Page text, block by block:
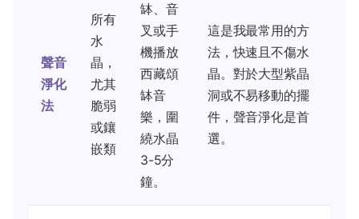
聲音
淨化
法
所有
水
晶，
尤其
脆弱
或鑲
嵌類
缽、音
叉或手
機播放
西藏頌
缽音
樂，圍
繞水晶
3-5分
鐘。
這是我最常用的方
法，快速且不傷水
晶。對於大型紫晶
洞或不易移動的擺
件，聲音淨化是首
選。